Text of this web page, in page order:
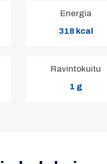
Energia
318 kcal
Ravintokuitu
1 g